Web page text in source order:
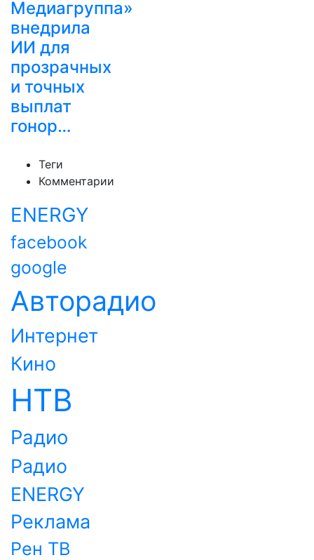
Медиагруппа»
внедрила
ИИ для
прозрачных
и точных
выплат
гонор…
Теги
Комментарии
ENERGY
facebook
google
Авторадио
Интернет
Кино
НТВ
Радио
Радио
ENERGY
Реклама
Рен ТВ